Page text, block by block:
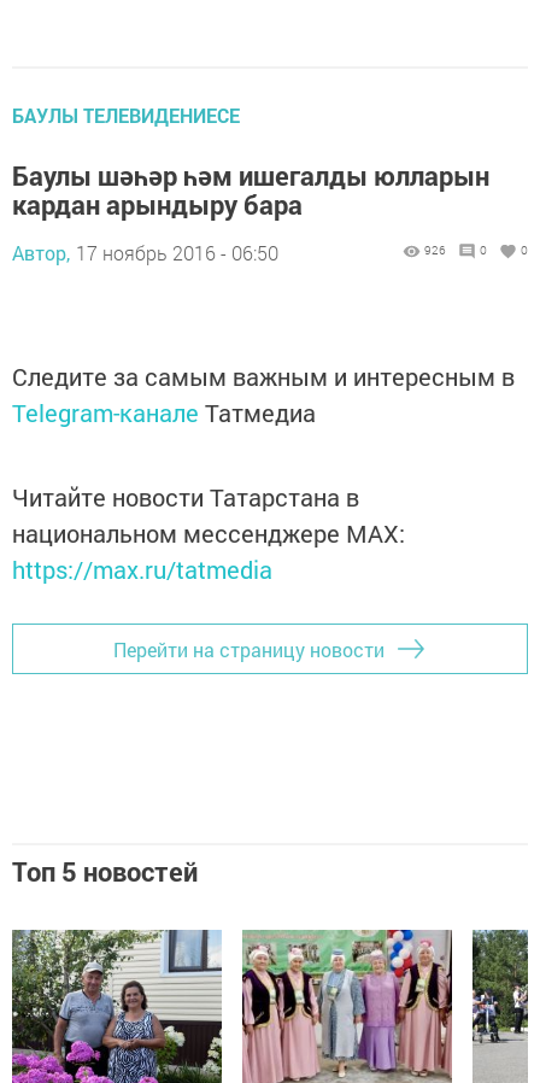
БАУЛЫ ТЕЛЕВИДЕНИЕСЕ
Баулы шәһәр һәм ишегалды юлларын
кардан арындыру бара
Автор, 17 ноябрь 2016 - 06:50 926 0 0
Следите за самым важным и интересным в
Telegram-канале Татмедиа
Читайте новости Татарстана в
национальном мессенджере MАХ:
https://max.ru/tatmedia
Перейти на страницу новости
Топ 5 новостей